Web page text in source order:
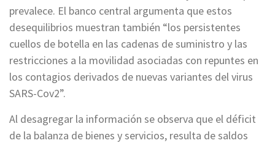
prevalece. El banco central argumenta que estos
desequilibrios muestran también “los persistentes
cuellos de botella en las cadenas de suministro y las
restricciones a la movilidad asociadas con repuntes en
los contagios derivados de nuevas variantes del virus
SARS-Cov2”.
Al desagregar la información se observa que el déficit
de la balanza de bienes y servicios, resulta de saldos